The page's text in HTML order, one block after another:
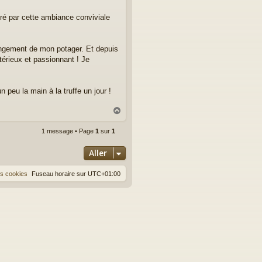
par cette ambiance conviviale
de mon potager. Et depuis
et passionnant ! Je
peu la main à la truffe un jour !
1 message • Page 1 sur 1
Aller
Fuseau horaire sur UTC+01:00
cookies